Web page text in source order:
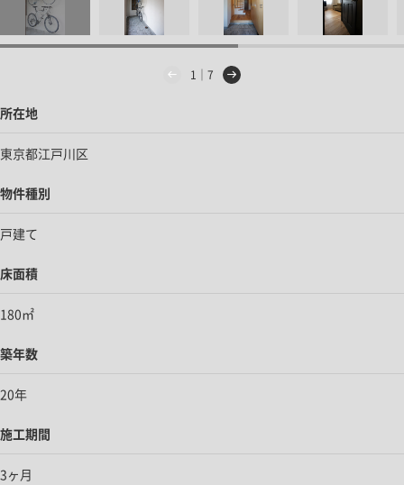
1｜7
所在地
東京都江戸川区
物件種別
戸建て
床面積
180㎡
築年数
20年
施工期間
3ヶ月